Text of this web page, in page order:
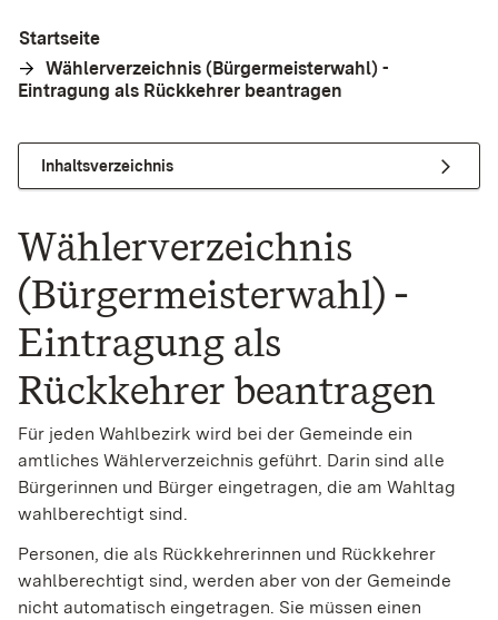
Startseite
Wählerverzeichnis (Bürgermeisterwahl) -
Eintragung als Rückkehrer beantragen
Inhaltsverzeichnis
Wählerverzeichnis
(Bürgermeisterwahl) -
Eintragung als
Rückkehrer beantragen
Für jeden Wahlbezirk wird bei der Gemeinde ein
amtliches Wählerverzeichnis geführt. Darin sind alle
Bürgerinnen und Bürger eingetragen, die am Wahltag
wahlberechtigt sind.
Personen, die als Rückkehrerinnen und Rückkehrer
wahlberechtigt sind, werden aber von der Gemeinde
nicht automatisch eingetragen. Sie müssen einen